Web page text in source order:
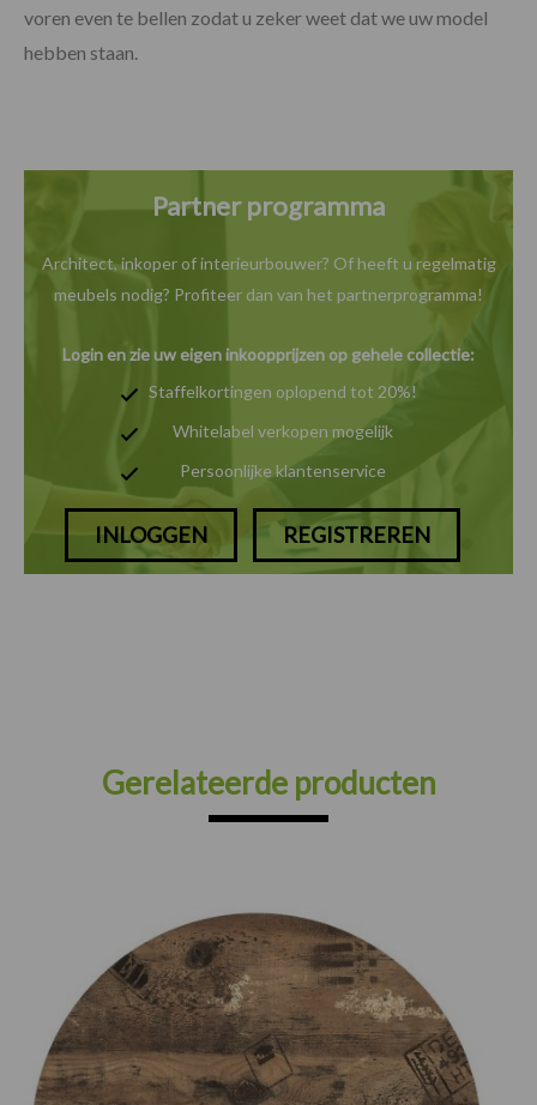
voren even te bellen zodat u zeker weet dat we uw model
hebben staan.
Partner programma
Architect, inkoper of interieurbouwer? Of heeft u regelmatig
meubels nodig? Profiteer dan van het partnerprogramma!
Login en zie uw eigen inkoopprijzen op gehele collectie:
Staffelkortingen oplopend tot 20%!
Whitelabel verkopen mogelijk
Persoonlijke klantenservice
INLOGGEN REGISTREREN
Gerelateerde producten
Prijsklasse:
€75.00
tot
€165.00